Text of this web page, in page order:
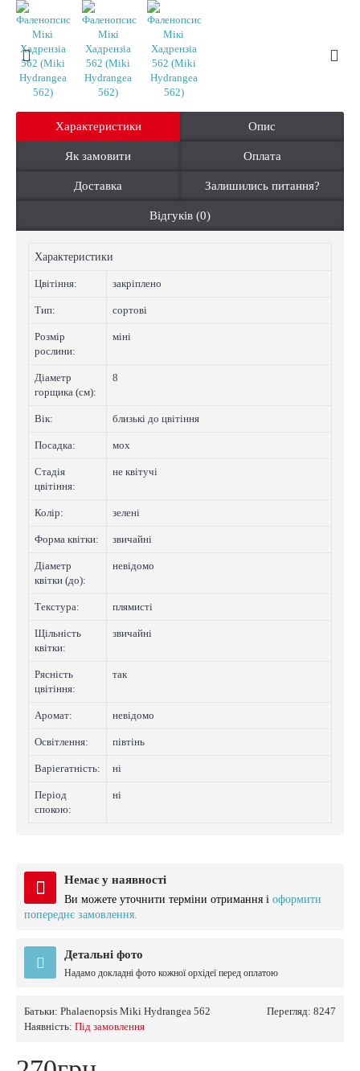
Характеристики Опис
Як замовити Оплата
Доставка Залишились питання?
Відгуків (0)
Характеристики
Цвiтiння: закріплено
Тип: сортові
Розмір
рослини:
міні
Діаметр
горщика (см):
8
Вік: близькі до цвітіння
Посадка: мох
Стадія
цвітіння:
не квітучі
Колip: зелені
Форма квітки: звичайні
Діаметр
квітки (до):
невідомо
Текстура: плямистi
Щільність
квітки:
звичайні
Рясність
цвітіння:
так
Аромат: невідомо
Освітлення: півтінь
Варіегатнicть: нi
Період
спокою:
нi
Немає у наявності
Ви можете уточнити терміни отримання і оформити
попереднє замовлення.
Детальні фото
Надамо докладні фото кожної орхідеї перед оплатою
Перегляд: 8247
Батьки: Phalaenopsis Miki Hydrangea 562
Наявність: Пiд замовлення